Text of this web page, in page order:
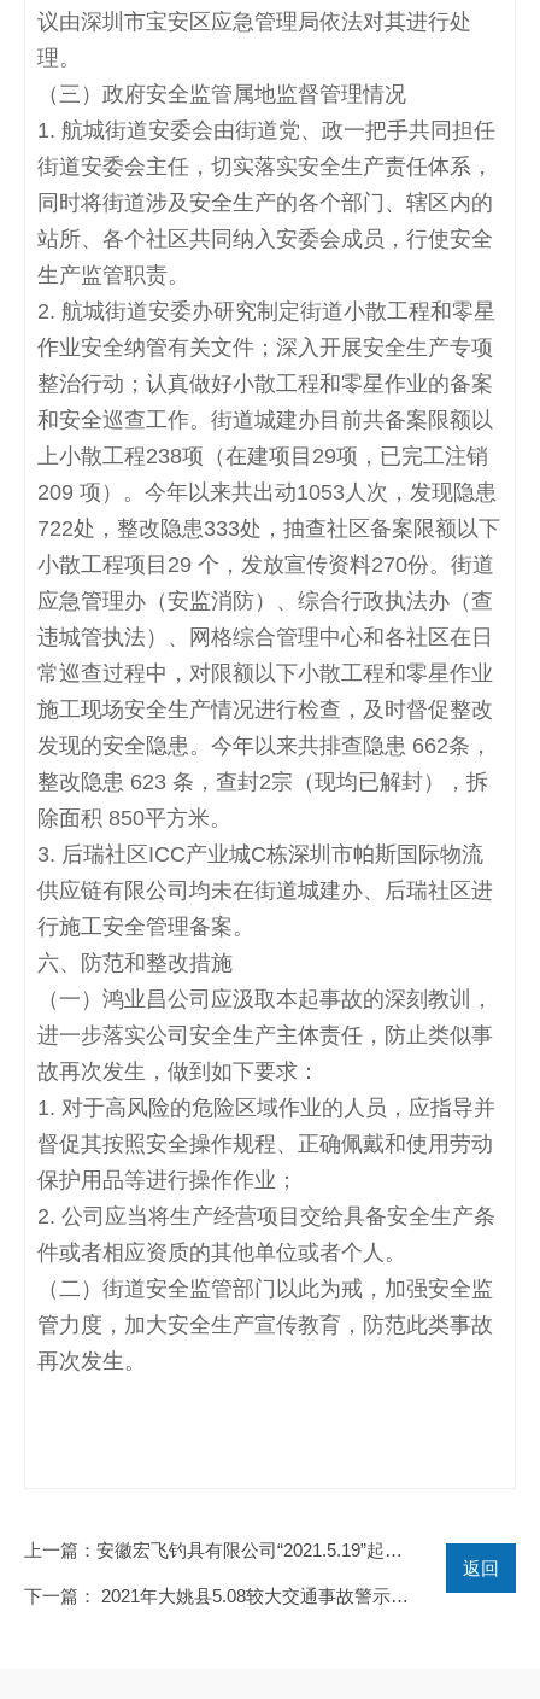
议由深圳市宝安区应急管理局依法对其进行处
理。
（三）政府安全监管属地监督管理情况
1. 航城街道安委会由街道党、政一把手共同担任
街道安委会主任，切实落实安全生产责任体系，
同时将街道涉及安全生产的各个部门、辖区内的
站所、各个社区共同纳入安委会成员，行使安全
生产监管职责。
2. 航城街道安委办研究制定街道小散工程和零星
作业安全纳管有关文件；深入开展安全生产专项
整治行动；认真做好小散工程和零星作业的备案
和安全巡查工作。街道城建办目前共备案限额以
上小散工程238项（在建项目 29项，已完工注销
209 项）。今年以来共出动1053人次，发现隐患
722处，整改隐患333处，抽查社区备案限额以下
小散工程项目 29 个，发放宣传资料270份。街道
应急管理办（安监消防）、综合行政执法办（查
违城管执法）、网格综合管理中心和各社区在日
常巡查过程中，对限额以下小散工程和零星作业
施工现场安全生产情况进行检查，及时督促整改
发现的安全隐患。今年以来共排查隐患 662条，
整改隐患 623 条，查封2宗（现均已解封），拆
除面积 850平方米。
3. 后瑞社区 ICC产业城C栋深圳市帕斯国际物流
供应链有限公司均未在街道城建办、后瑞社区进
行施工安全管理备案。
六、防范和整改措施
（一）鸿业昌公司应汲取本起事故的深刻教训，
进一步落实公司安全生产主体责任，防止类似事
故再次发生，做到如下要求：
1. 对于高风险的危险区域作业的人员，应指导并
督促其按照安全操作规程、正确佩戴和使用劳动
保护用品等进行操作作业；
2. 公司应当将生产经营项目交给具备安全生产条
件或者相应资质的其他单位或者个人。
（二）街道安全监管部门以此为戒，加强安全监
管力度，加大安全生产宣传教育，防范此类事故
再次发生。
上一篇 ：安徽宏飞钓具有限公司“2021.5.19”起重设备坠落致人死亡事故调查报告
下一篇 ： 2021年大姚县5.08较大交通事故警示曝光
返回